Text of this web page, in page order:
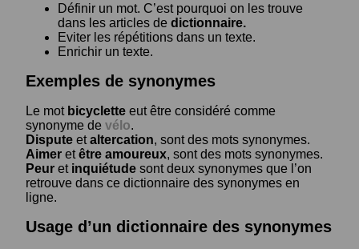
Définir un mot. C’est pourquoi on les trouve
dans les articles de dictionnaire.
Eviter les répétitions dans un texte.
Enrichir un texte.
Exemples de synonymes
Le mot bicyclette eut être considéré comme
synonyme de vélo.
Dispute etaltercation, sont des mots synonymes.
Aimer etêtre amoureux, sont des mots synonymes.
Peur et inquiétude sont deux synonymes que l’on
retrouve dans ce dictionnaire des synonymes en
ligne.
Usage d’un dictionnaire des synonymes